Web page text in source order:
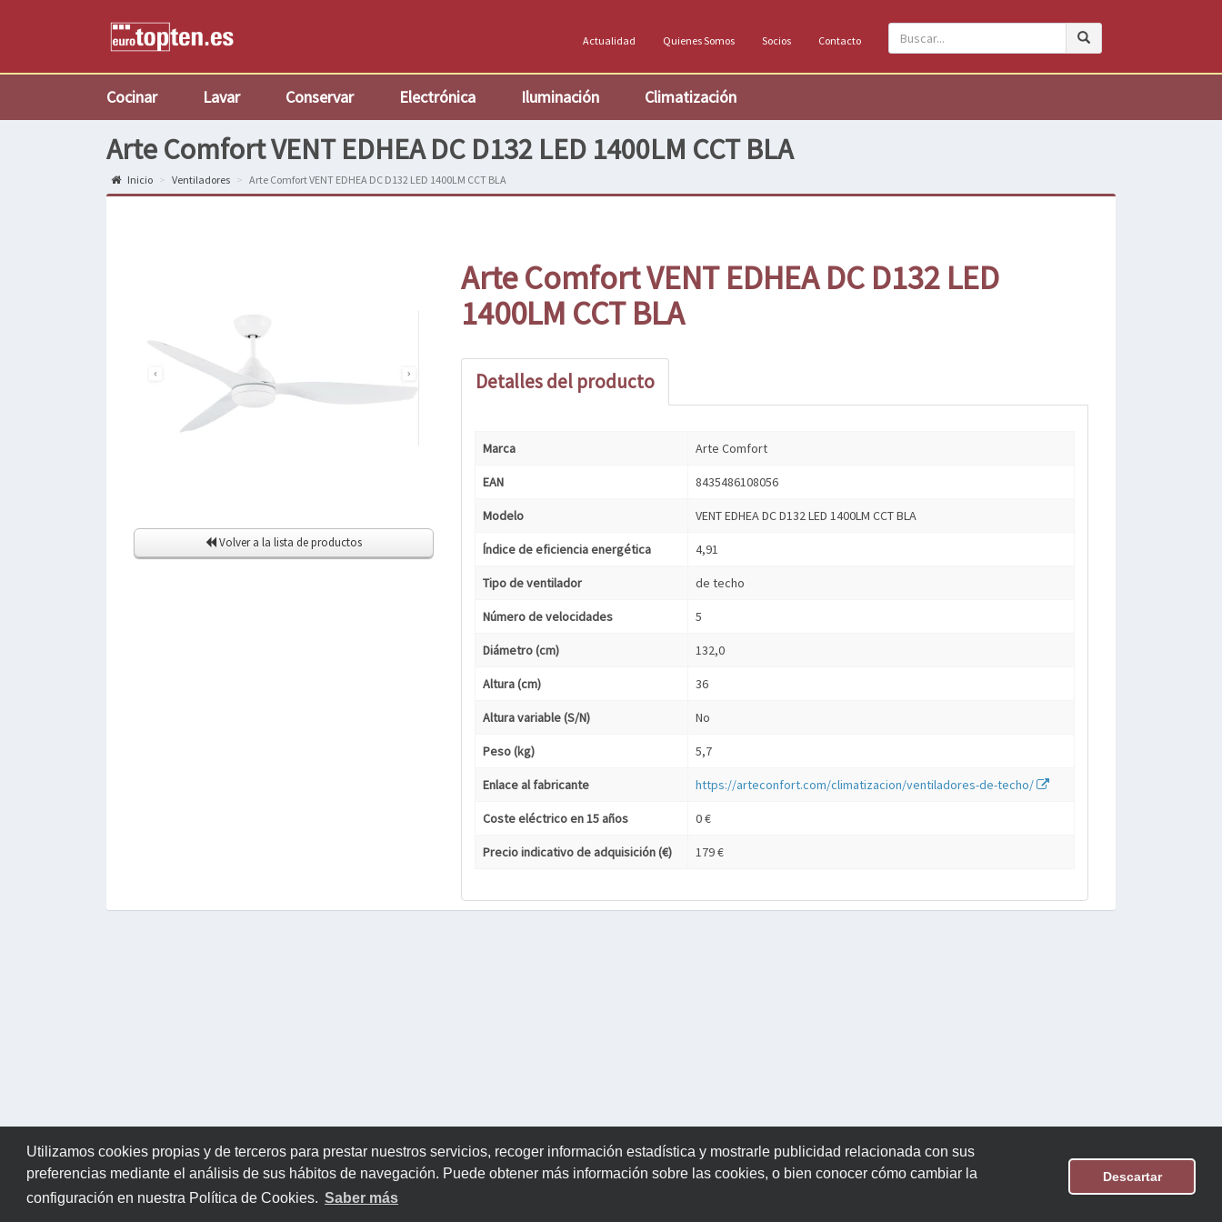
Utilizamos cookies propias y de terceros para prestar nuestros servicios, recoger información estadística y mostrarle publicidad relacionada con sus
preferencias mediante el análisis de sus hábitos de navegación. Puede obtener más información sobre las cookies, o bien conocer cómo cambiar la
configuración en nuestra Política de Cookies. Saber más
Descartar
Actualidad Quienes Somos Socios Contacto
Cocinar Lavar Conservar Electrónica Iluminación Climatización
Arte Comfort VENT EDHEA DC D132 LED 1400LM CCT BLA
Inicio Ventiladores Arte Comfort VENT EDHEA DC D132 LED 1400LM CCT BLA
Volver a la lista de productos
Arte Comfort VENT EDHEA DC D132 LED
1400LM CCT BLA
Detalles del producto
Marca Arte Comfort
EAN 8435486108056
Modelo VENT EDHEA DC D132 LED 1400LM CCT BLA
Índice de eficiencia energética 4,91
Tipo de ventilador de techo
Número de velocidades 5
Diámetro (cm) 132,0
Altura (cm) 36
Altura variable (S/N) No
Peso (kg) 5,7
Enlace al fabricante https://arteconfort.com/climatizacion/ventiladores-de-techo/
Coste eléctrico en 15 años 0 €
Precio indicativo de adquisición (€) 179 €